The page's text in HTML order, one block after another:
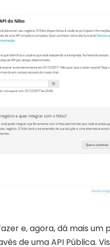
e, agora, dá mais um
de uma API Pública.